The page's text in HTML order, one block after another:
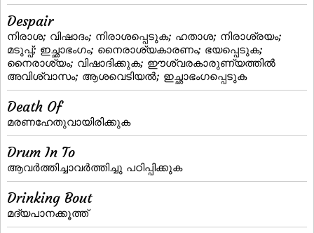
Despair
നിരാശ; വിഷാദം; നിരാശപ്പെടുക; ഹതാശ; നിരാശ്രയം;
മടുപ്പ്; ഇച്ഛാഭംഗം; നൈരാശ്യകാരണം; ഭയപ്പെടുക;
നൈരാശ്യം; വിഷാദിക്കുക; ഈശ്വരകാരുണ്യത്തില്‍
അവിശ്വാസം; ആശവെടിയല്‍; ഇച്ഛാഭംഗപ്പെടുക
Death Of
മരണഹേതുവായിരിക്കുക
Drum In To
ആവര്‍ത്തിച്ചാവര്‍ത്തിച്ചു പഠിപ്പിക്കുക
Drinking Bout
മദ്യപാനക്കൂത്ത്‌